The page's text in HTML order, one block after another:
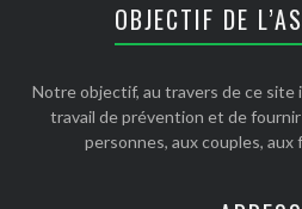
OBJECTIF DE
Notre objectif, au travers de ce
travail de prévention et de
personnes, aux couples,